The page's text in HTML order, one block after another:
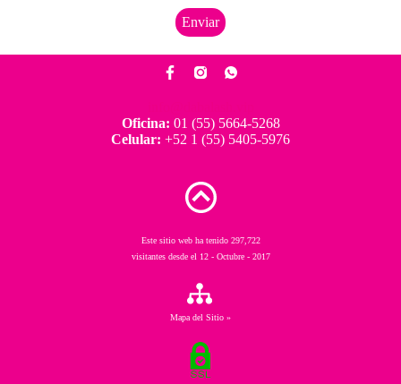
Oficina: 01 (55) 5664-5268
Celular: +52 1 (55) 5405-5976
Este sitio web ha tenido 297,722
visitantes desde el 12 - Octubre - 2017
Mapa del Sitio »